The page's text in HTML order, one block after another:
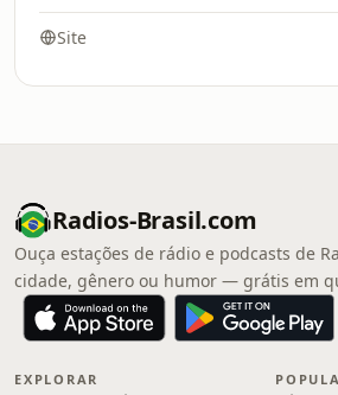
Site
Radios-Brasil.com
Ouça estações de rádio e podcasts de
cidade, gênero ou humor — grátis em
EXPLORAR